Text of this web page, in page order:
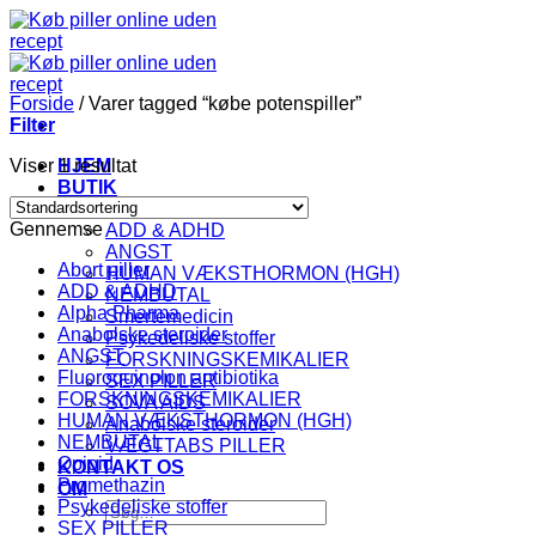
Fortsæt
til
indhold
HJEM
BUTIK
KATEGORI
ADD & ADHD
ANGST
HUMAN VÆKSTHORMON (HGH)
NEMBUTAL
Smertemedicin
Psykedeliske stoffer
FORSKNINGSKEMIKALIER
SEX PILLER
SOVA AIDS
Anabolske steroider
VÆGTTABS PILLER
KONTAKT OS
OM
Søg
efter:
Forside /Varer tagged “købe potenspiller”
Filter
Viser 1 resultat
Gennemse
Abort piller
ADD & ADHD
Alpha Pharma
Anabolske steroider
ANGST
Fluoroquinolon antibiotika
FORSKNINGSKEMIKALIER
HUMAN VÆKSTHORMON (HGH)
NEMBUTAL
Opioid
Promethazin
Psykedeliske stoffer
SEX PILLER